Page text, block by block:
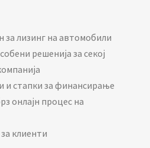
за лизинг на автомобили
решенија за секој
и стапки за финансирање
онлајн процес на
клиенти